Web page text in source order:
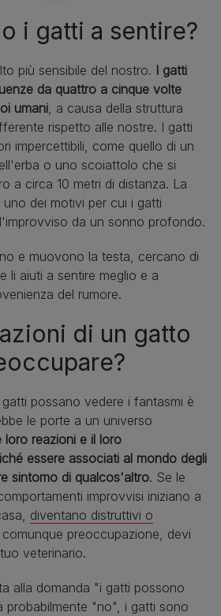
i gatti a sentire?
più sensibile del nostro. I gatti
da quattro a cinque volte
umani , a causa della struttura
rispetto alle nostre. I gatti
impercettibili, come quello di un
o uno scoiattolo che si
a circa 10 metri di distanza. La
dei motivi per cui i gatti
da un sonno profondo.
e muovono la testa, cercano di
li aiuti a sentire meglio e a
del rumore.
di un gatto
possano vedere i fantasmi è
le porte a un universo
loro reazioni e il loro
essere associati al mondo degli
sintomo di qualcos'altro. Se le
improvvisi iniziano a
diventano distruttivi o
preoccupazione, devi
veterinario.
alla domanda "i gatti possono
probabilmente "no", i gatti sono